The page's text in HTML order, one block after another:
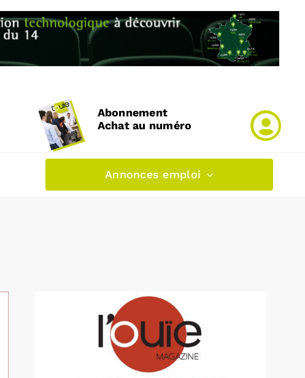
Abonnement
Achat au numéro
Annonces emploi